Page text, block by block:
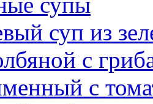
суп из
с
с